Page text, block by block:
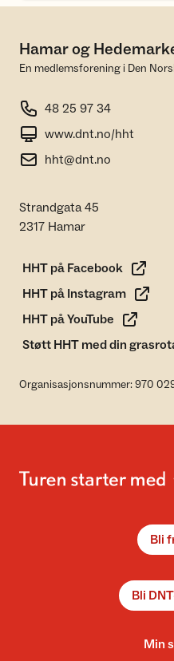
Hamar og
En medlemsforening i Den
48 25 97 34
www.dnt.no/hht
hht@dnt.no
Strandgata 45
2317 Hamar
HHT på Facebook
HHT på Instagram
HHT på YouTube
Støtt HHT med din
Organisasjonsnummer: 970
Bli
Bli
Min